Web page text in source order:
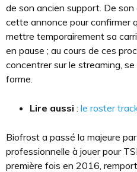
de son ancien support. De
cette annonce pour confirmer
mettre temporairement sa
en pause ; au cours de ces
concentrer sur le streaming,
forme.
Lire aussi : le roster
Biofrost a passé la majeure
professionnelle à jouer pour
première fois en 2016,